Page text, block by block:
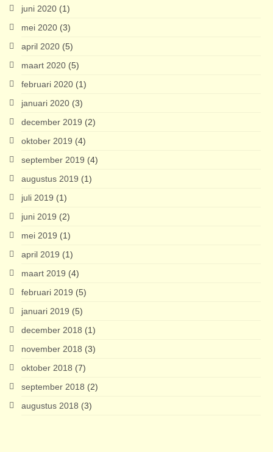
juni 2020 (1)
mei 2020 (3)
april 2020 (5)
maart 2020 (5)
februari 2020 (1)
januari 2020 (3)
december 2019 (2)
oktober 2019 (4)
september 2019 (4)
augustus 2019 (1)
juli 2019 (1)
juni 2019 (2)
mei 2019 (1)
april 2019 (1)
maart 2019 (4)
februari 2019 (5)
januari 2019 (5)
december 2018 (1)
november 2018 (3)
oktober 2018 (7)
september 2018 (2)
augustus 2018 (3)